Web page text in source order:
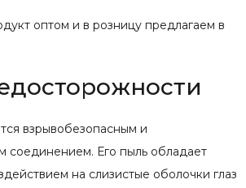
оптом и в розницу предлагаем в
взрывобезопасным и
соединением. Его пыль обладает
на слизистые оболочки глаз